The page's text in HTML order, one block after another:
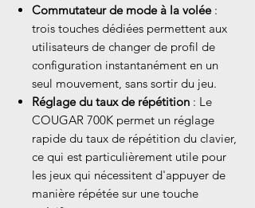
Commutateur de mode à la volée:
trois touches dédiées permettent aux
utilisateurs de changer de profil de
configuration instantanément en un
seul mouvement, sans sortir du jeu.
Réglage du taux de répétition : Le
COUGAR 700K permet un réglage
rapide du taux de répétition du clavier,
ce qui est particulièrement utile pour
les jeux qui nécessitent d'appuyer de
manière répétée sur une touche